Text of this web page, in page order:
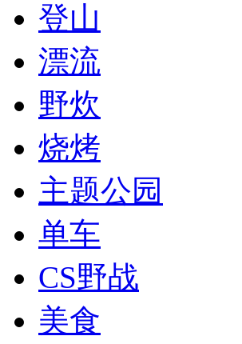
登山
漂流
野炊
烧烤
主题公园
单车
CS野战
美食